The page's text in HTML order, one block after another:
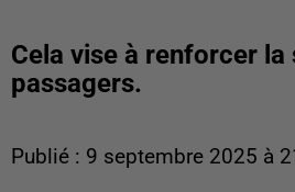
Cela vise à renforcer la
passagers.
Publié : 9 septembre 2025 à